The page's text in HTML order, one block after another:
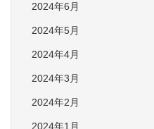
2024年6月
2024年5月
2024年4月
2024年3月
2024年2月
2024年1月